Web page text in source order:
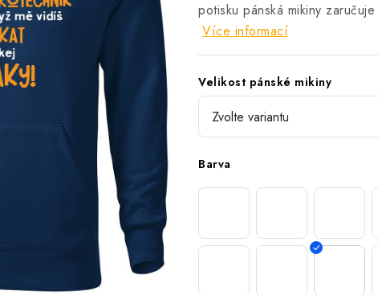
potisku pánská mikiny
Více informací
Velikost pánské mikiny
Barva